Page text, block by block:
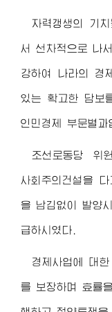
자력갱생의 기
서 선차적으로 나
강하여 나라의 경
있는 확고한 담보
인민경제 부문별과
조선로동당 위
사회주의건설을
을 남김없이 발양
급하시였다.
경제사업에 대
를 보장하며 효률